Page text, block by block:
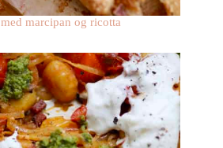
marcipan og ricotta